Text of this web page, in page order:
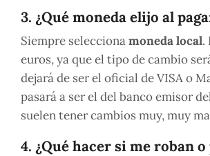
3. ¿Qué moneda elijo al
Siempre seleccionamoneda local.
euros, ya que el tipo de cambio
dejará de ser el oficial de VISA o
pasará a ser el del banco emisor
suelen tener cambios muy, muy
4. ¿Qué hacer si me roban